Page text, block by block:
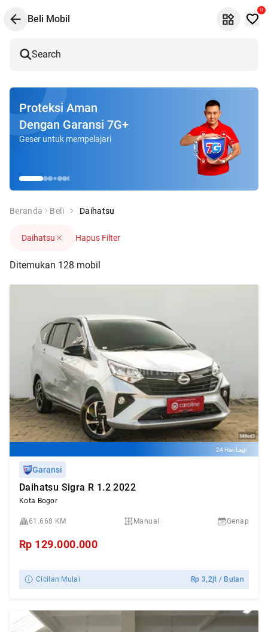
Beli Mobil
0
Search
Proteksi Aman
Dengan Garansi 7G+
Geser untuk mempelajari
Beranda Beli Daihatsu
Daihatsu Hapus Filter
Ditemukan 128 mobil
24 Hari Lagi
Garansi
Daihatsu Sigra R 1.2 2022
Kota Bogor
61.668 KM Manual Genap
Rp 129.000.000
Cicilan Mulai Rp3,2jt / Bulan